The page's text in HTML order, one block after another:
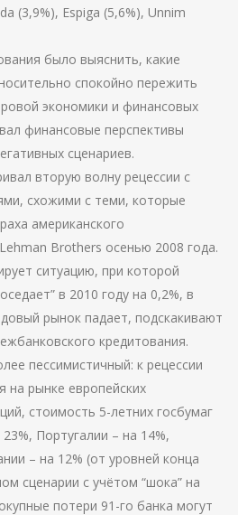
(3,9%), Espiga (5,6%), Unnim
было выяснить, какие
спокойно пережить
экономики и финансовых
финансовые перспективы
сценариев.
вторую волну рецессии с
схожими с теми, которые
американского
Brothers осенью 2008 года.
ситуацию, при которой
в 2010 году на 0,2%, в
рынок падает, подскакивают
кредитования.
пессимистичный: к рецессии
на рынке европейских
стоимость 5-летних госбумаг
Португалии – на 14%,
– на 12% (от уровней конца
сценарии с учётом “шока” на
потери 91-го банка могут